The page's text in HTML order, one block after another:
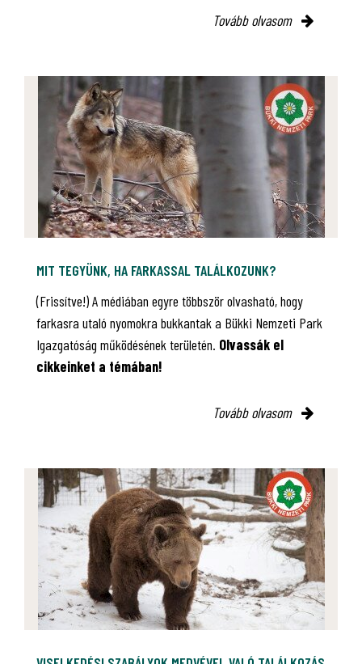
Tovább olvasom
MIT TEGYÜNK, HA FARKASSAL TALÁLKOZUNK?
(Frissítve!) A médiában egyre többször olvasható, hogy
farkasra utaló nyomokra bukkantak a Bükki Nemzeti Park
Igazgatóság működésének területén. Olvassák el
cikkeinket a témában!
Tovább olvasom